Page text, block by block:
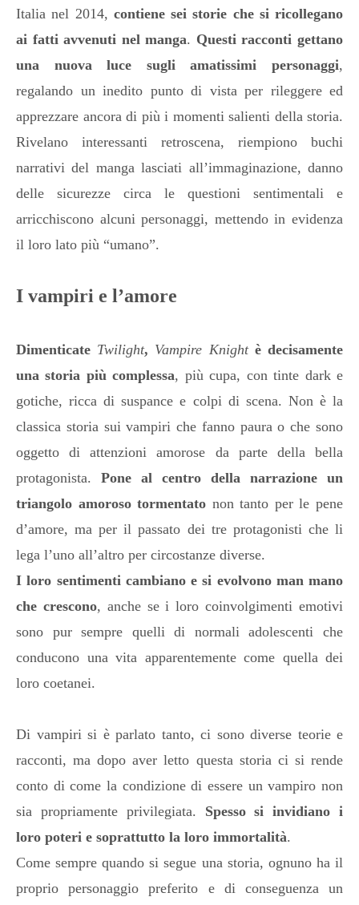
Italia nel 2014, contiene sei storie che si ricollegano
ai fatti avvenuti nel manga. Questi racconti gettano
una nuova luce sugli amatissimi personaggi,
regalando un inedito punto di vista per rileggere ed
apprezzare ancora di più i momenti salienti della storia.
Rivelano interessanti retroscena, riempiono buchi
narrativi del manga lasciati all’immaginazione, danno
delle sicurezze circa le questioni sentimentali e
arricchiscono alcuni personaggi, mettendo in evidenza
il loro lato più “umano”.
I vampiri e l’amore
Dimenticate Twilight, Vampire Knightè decisamente
una storia più complessa, più cupa, con tinte dark e
gotiche, ricca di suspance e colpi di scena. Non è la
classica storia sui vampiri che fanno paura o che sono
oggetto di attenzioni amorose da parte della bella
protagonista. Pone al centro della narrazione un
triangolo amoroso tormentato non tanto per le pene
d’amore, ma per il passato dei tre protagonisti che li
lega l’uno all’altro per circostanze diverse.
I loro sentimenti cambiano e si evolvono man mano
che crescono, anche se i loro coinvolgimenti emotivi
sono pur sempre quelli di normali adolescenti che
conducono una vita apparentemente come quella dei
loro coetanei.
Di vampiri si è parlato tanto, ci sono diverse teorie e
racconti, ma dopo aver letto questa storia ci si rende
conto di come la condizione di essere un vampiro non
sia propriamente privilegiata. Spesso si invidiano i
loro poteri e soprattutto la loro immortalità.
Come sempre quando si segue una storia, ognuno ha il
proprio personaggio preferito e di conseguenza un